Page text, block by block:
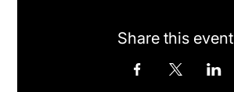
Share this event